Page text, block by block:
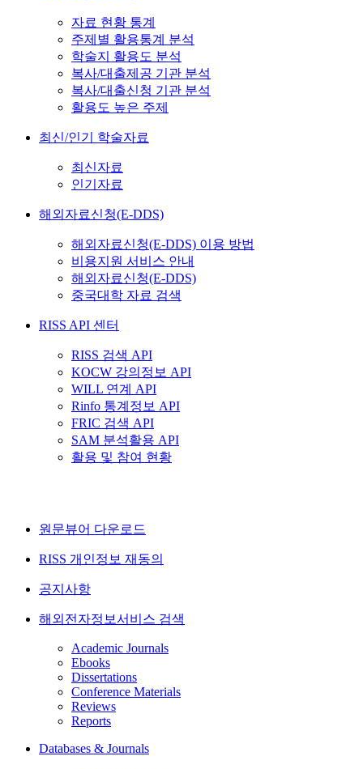
자료 현황 통계
주제별 활용통계 분석
학술지 활용도 분석
복사/대출제공 기관 분석
복사/대출신청 기관 분석
활용도 높은 주제
최신/인기 학술자료
최신자료
인기자료
해외자료신청(E-DDS)
해외자료신청(E-DDS) 이용 방법
비용지원 서비스 안내
해외자료신청(E-DDS)
중국대학 자료 검색
RISS API 센터
RISS 검색 API
KOCW 강의정보 API
WILL 연계 API
Rinfo 통계정보 API
FRIC 검색 API
SAM 분석활용 API
활용 및 참여 현황
원문뷰어 다운로드
RISS 개인정보 재동의
공지사항
해외전자정보서비스 검색
Academic Journals
Ebooks
Dissertations
Conference Materials
Reviews
Reports
Databases & Journals